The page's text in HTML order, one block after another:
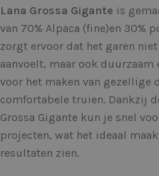
Lana Grossa Gigante is
van 70% Alpaca (fine)en 30%
zorgt ervoor dat het garen
aanvoelt, maar ook
voor het maken van gezellige
comfortabele truien. Dankzij
Grossa Gigante kun je snel
projecten, wat het ideaal
resultaten zien.